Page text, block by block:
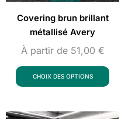
Covering brun brillant
métallisé Avery
À partir de 51,00 €
CHOIX DES OPTIONS